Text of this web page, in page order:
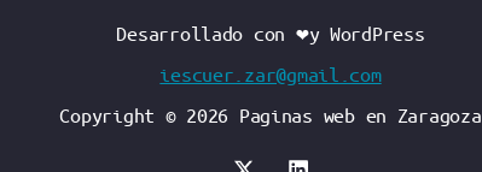
Desarrollado con ❤️y WordPress
iescuer.zar@gmail.com
Copyright © 2026 Paginas web en Zaragoza